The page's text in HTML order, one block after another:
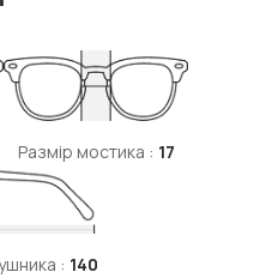
Размір мостика : 17
: 140